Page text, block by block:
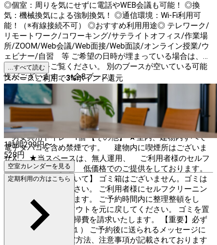
◎個室：周りを気にせずに電話やWEB会議も可能！ ◎換
気：機械換気による強制換気！ ◎通信環境：Wi-Fi利用可
能！（※有線接続不可） ◎おすすめ利用用途◎ テレワーク/
リモートワーク/コワーキング/サテライトオフィス/作業場
所/ZOOM/Web会議/Web面接/Web面談/オンライン授業/ウ
ェビナー/自習 等 ご希望の日時が埋まっている場合は、以
下のページをご覧ください。 別のブースが空いている可能
性がございます。（全8ブース）
https://www.instabase.jp/search?keywords%5B%5D=Pao
Work 北千住 【設備・備品】 ・Wi-Fi（光回線、有線接続不
可） ・27型モニター （BenQ/GW2780、端子: HDMI×1、
DP×1、D-Sub×1） ・HDMIケーブル ・LEDリングライト ・
卓上ミラー ・テーブル（100cm×50cm） ・デスクチェア
・男女共用トイレ 1個 【その他】 ★室内、建物内すべて
電子タバコを含め禁煙です。 建物内に喫煙所はございま
せん。 ★当スペースは、無人運用、 ご利用者様のセルフ
クリーニングにより 低価格でのご提供をしております。
【片付け・ゴミについて】 ゴミ箱はございません。ゴミは
必ずお持ち帰りください。 ご利用者様にセルフクリーニン
グをお願いしております。 ご予約時間内に整理整頓をし
て、 設置物のレイアウトを元に戻してください。 ゴミを置
いていった場合は清掃費を請求いたします。 【重要】必ず
お読みください （※１） ご予約後に送られるメッセージに
詳しい住所や 入退室方法、注意事項が記載されております
...すべて読む
スペースご利用で3%ポイント還元
1時間299円〜
528円
空室カレンダーを見る
定期利用の方はこちら